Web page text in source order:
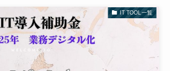
IT TOOL一覧